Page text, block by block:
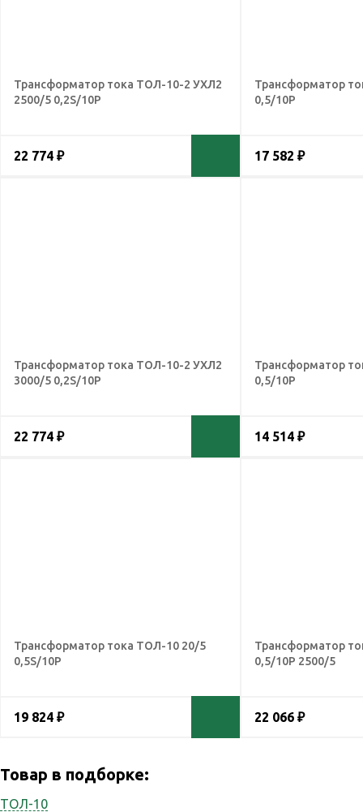
Трансформатор тока ТОЛ-10-2 УХЛ2
2500/5 0,2S/10Р
22 774 ₽
Трансформатор
0,5/10Р
17 582 ₽
Трансформатор тока ТОЛ-10-2 УХЛ2
3000/5 0,2S/10Р
22 774 ₽
Трансформатор
0,5/10Р
14 514 ₽
Трансформатор тока ТОЛ-10 20/5
0,5S/10Р
19 824 ₽
Трансформатор
0,5/10Р 2500/5
22 066 ₽
Товар в подборке:
ТОЛ-10